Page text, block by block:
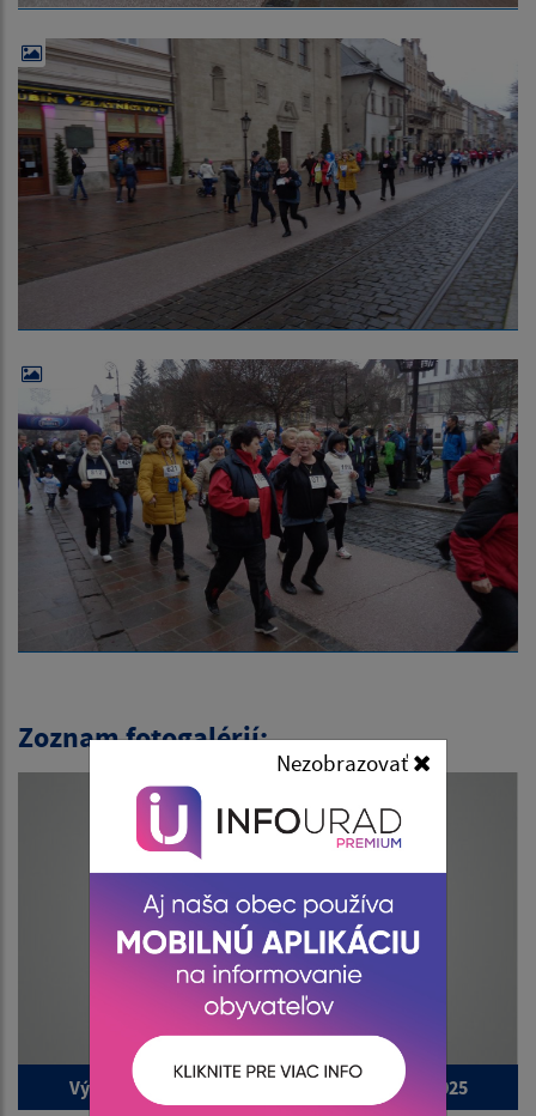
Zoznam fotogalérií:
Výstavba a modernizácia chodníkov a ciest 2025
Nezobrazovať